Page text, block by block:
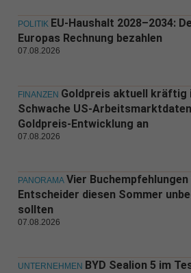
POLITIK EU-Haushalt 2028–2034:
Europas Rechnung bezahlen
07.08.2026
FINANZEN Goldpreis aktuell kräftig
Schwache US-
Goldpreis-Entwicklung an
07.08.2026
PANORAMA Vier
Entscheider diesen Sommer
sollten
07.08.2026
UNTERNEHMEN BYD Sealion 5 im